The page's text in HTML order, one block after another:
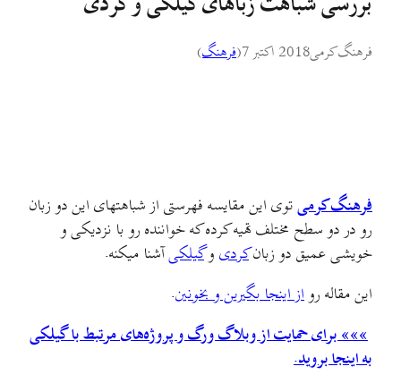
فرهنگ کرمی2018 اکتبر 7 (فرهنگ)
فرهنگ کرمیتوی این مقایسه فهرستی از شباهتهای این دو زبان
رو در دو سطح مختلف تهیه کرده که خواننده رو با نزدیکی و
خویشی عمیق دو زبانکردی وگیلکیآشنا میکنه.
این مقاله رو از اینجا بگیرین و بخونین.
»»» برای حمایت از وبلاگ ورگ و پروژه‌های مرتبط با گیلکی
به اینجا بروید.